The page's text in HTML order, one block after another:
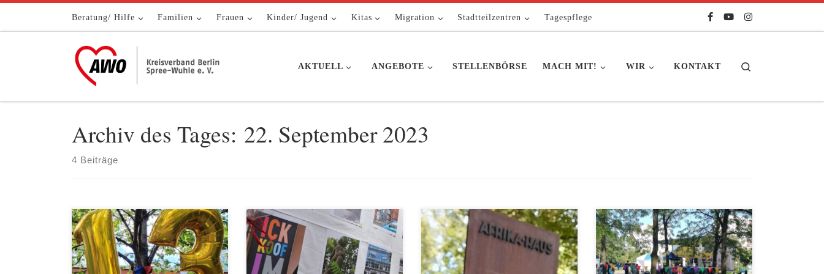
Zum Inhalt springenBeratung/ Hilfe Familien Frauen Kinder/ Jugend Kitas Migration Stadtteilzentren Tagespflege
AKTUELL ANGEBOTE STELLENBÖRSE MACH MIT! WIR KONTAKT
Archiv des Tages: 22. September 2023
4 Beiträge
Das E:du -Eltern-Kind-Programm aus
dem AWO Begegnungszentrum
Adalberstraße hat am 20. September
an der Jubiläumsfeier des
Das Alpha-Bündnis Friedrichshain-
Kreuzberg wurde im April 2018 vom
Arbeitskreis Orientierungs- und
Bildungshilfe (AOB) e.V., der
Am 20. September 2023 wurde im
Beisein von Kultursenator Joe Chialo
am ehemaligen Sitz der Deutschen
Kolonialgesellschaft – Am Karlsbad
Das Haus der Begegnung AWO
Stadtteiltreff Mahlsdorf-Süd mit
seinem Projekt „Kulturelle Vielfalt
durch Begegnung erlebbar machen“